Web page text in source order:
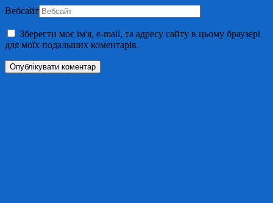
Вебсайт
Зберегти моє ім'я, e-mail, та адресу сайту в цьому браузері
для моїх подальших коментарів.